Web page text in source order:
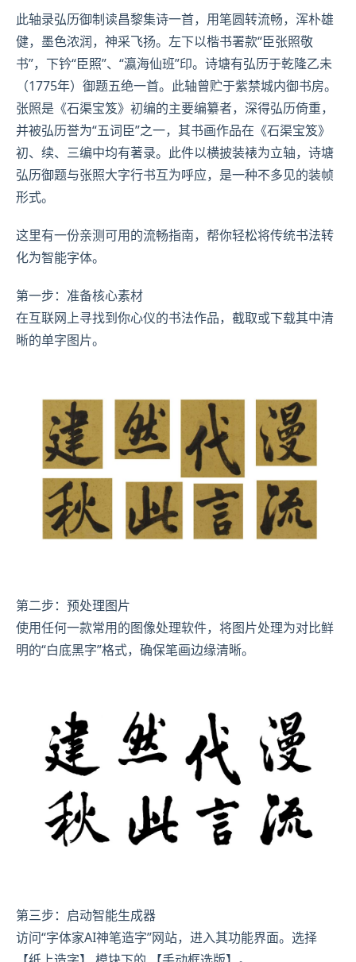
此轴录弘历御制读昌黎集诗一首，用笔圆转流畅，浑朴雄
健，墨色浓润，神采飞扬。左下以楷书署款“臣张照敬
书”，下钤“臣照”、“瀛海仙班”印。 诗塘有弘历于乾隆乙未
（1775年）御题五绝一首。此轴曾贮于紫禁城内御书房。
张照是《石渠宝笈》初编的主要编纂者，深得弘历倚重，
并被弘历誉为“五词臣”之一，其书画作品在《石渠宝笈》
初、续、三编中均有著录。此件以横披装裱为立轴，诗塘
弘历御题与张照大字行书互为呼应，是一种不多见的装帧
形式。
这里有一份亲测可用的流畅指南，帮你轻松将传统书法转
化为智能字体。
第一步：准备核心素材
在互联网上寻找到你心仪的书法作品，截取或下载其中清
晰的单字图片。
第二步：预处理图片
使用任何一款常用的图像处理软件，将图片处理为对比鲜
明的“白底黑字”格式，确保笔画边缘清晰。
第三步：启动智能生成器
访问“字体家AI神笔造字”网站，进入其功能界面。选择